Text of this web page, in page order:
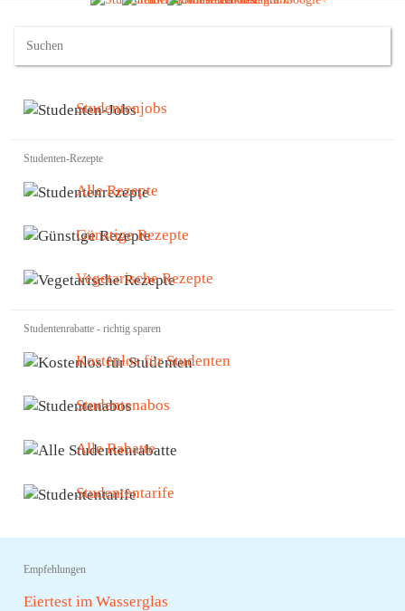
Studentenjobs
Studenten-Rezepte
Alle Rezepte
Günstige Rezepte
Vegetarische Rezepte
Studentenrabatte - richtig sparen
Kostenlos für Studenten
Studentenabos
Alle Rabatte
Studententarife
Empfehlungen
Eiertest im Wasserglas